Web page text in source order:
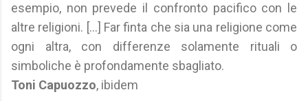
esempio, non prevede il confronto pacifico con le
altre religioni. [...] Far finta che sia una religione come
ogni altra, con differenze solamente rituali o
simboliche è profondamente sbagliato.
Toni Capuozzo, ibidem